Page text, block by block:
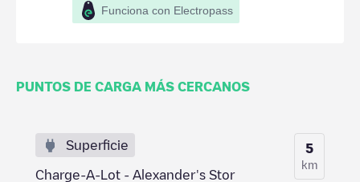
Funciona con Electropass
PUNTOS DE CARGA MÁS CERCANOS
Superficie
Charge-A-Lot - Alexander's Stor
5
km